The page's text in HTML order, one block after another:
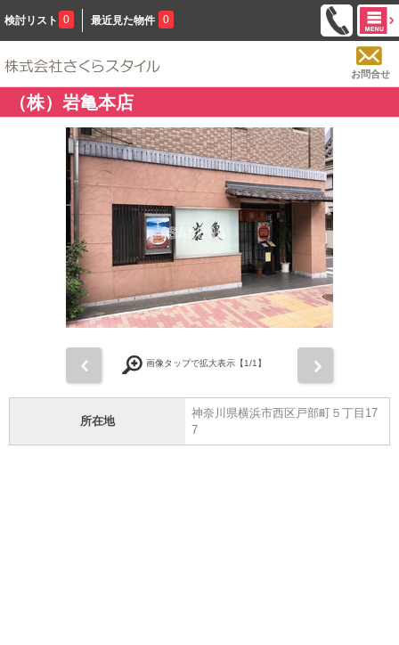
検討リスト 0 最近見た物件 0
お問合せ
（株）岩亀本店
画像タップで拡大表示【1/1】
所在地
神奈川県横浜市西区戸部町５丁目17
7